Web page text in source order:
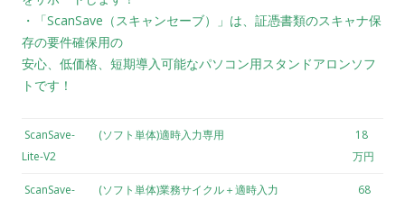
・「ScanSave（スキャンセーブ）」は、証憑書類のスキャナ保
存の要件確保用の
安心、低価格、短期導入可能なパソコン用スタンドアロンソフ
トです！
ScanSave-
Lite-V2
(ソフト単体)適時入力専用
18
万円
ScanSave-
(ソフト単体)業務サイクル＋適時入力
68